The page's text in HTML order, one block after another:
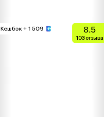
Кешбэк + 1 509 8.5
103 отзыва